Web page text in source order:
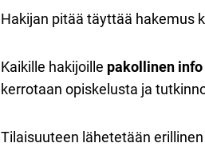
Hakijan pitää täyttää hakemus
Kaikille hakijoille pakollinen info
kerrotaan opiskelusta ja
Tilaisuuteen lähetetään